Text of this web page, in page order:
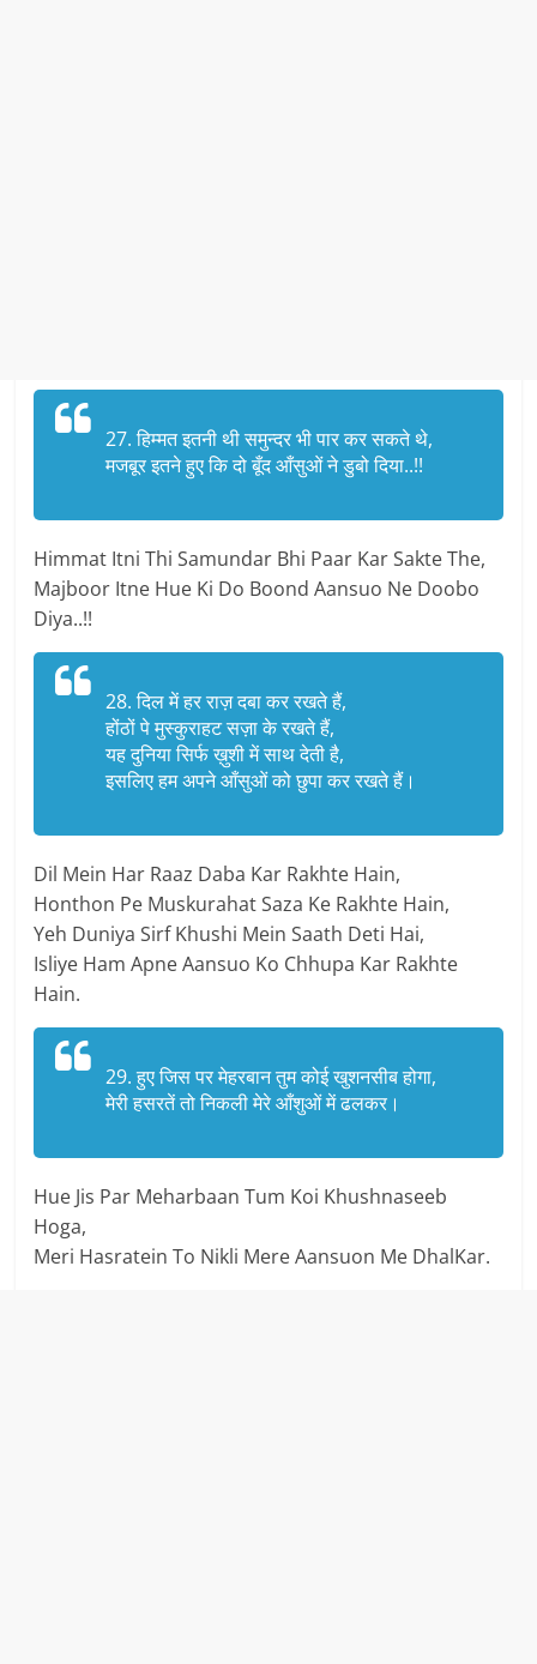
27. हिम्मत इतनी थी समुन्दर भी पार कर सकते थे,
मजबूर इतने हुए कि दो बूँद आँसुओं ने डुबो दिया..!!
Himmat Itni Thi Samundar Bhi Paar Kar Sakte The,
Majboor Itne Hue Ki Do Boond Aansuo Ne Doobo
Diya..!!
28. दिल में हर राज़ दबा कर रखते हैं,
होंठों पे मुस्कुराहट सज़ा के रखते हैं,
यह दुनिया सिर्फ ख़ुशी में साथ देती है,
इसलिए हम अपने आँसुओं को छुपा कर रखते हैं।
Dil Mein Har Raaz Daba Kar Rakhte Hain,
Honthon Pe Muskurahat Saza Ke Rakhte Hain,
Yeh Duniya Sirf Khushi Mein Saath Deti Hai,
Isliye Ham Apne Aansuo Ko Chhupa Kar Rakhte
Hain.
29. हुए जिस पर मेहरबान तुम कोई खुशनसीब होगा,
मेरी हसरतें तो निकली मेरे आँशुओं में ढलकर।
Hue Jis Par Meharbaan Tum Koi Khushnaseeb
Hoga,
Meri Hasratein To Nikli Mere Aansuon Me DhalKar.